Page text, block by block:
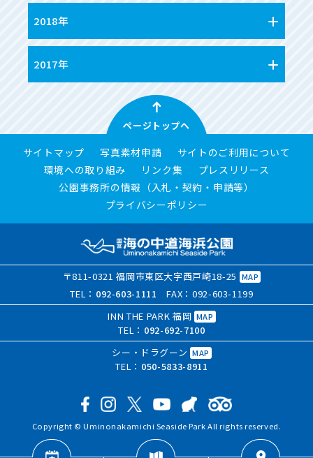
2018年
2017年
ページトップへ
サイトマップ 写真素材申請
サイトのご利用について
環境への取り組み
リンク集
プレスリリース
公園事務所の情報（入札・契約・申請等）
プライバシーポリシー
〒811-0321 福岡市東区大字西戸崎18-25 MAP
TEL： 092-603-1111 FAX：092-603-1199
INN THE PARK 福岡 MAP
TEL： 092-692-7100
シー・ドラグーンMAP
TEL： 050-5833-8911
Copyright © Uminonakamichi Seaside Park All rights reserved.